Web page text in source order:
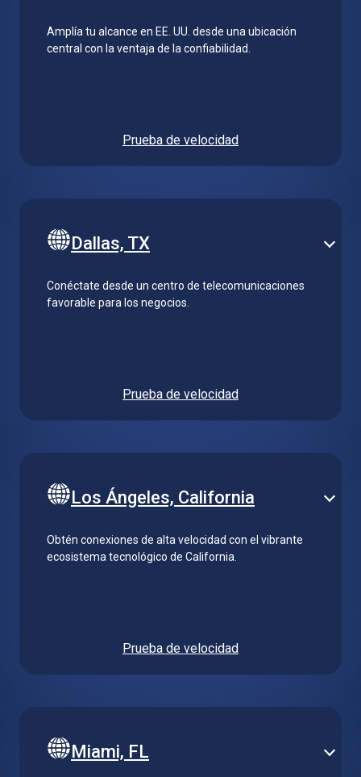
Amplía tu alcance en EE. UU. desde una ubicación
central con la ventaja de la confiabilidad.
Prueba de velocidad
Dallas, TX
Conéctate desde un centro de telecomunicaciones
favorable para los negocios.
Prueba de velocidad
Los Ángeles, California
Obtén conexiones de alta velocidad con el vibrante
ecosistema tecnológico de California.
Prueba de velocidad
Miami, FL